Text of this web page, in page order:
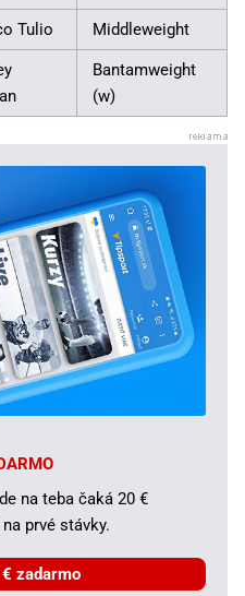
Tulio Middleweight
Bantamweight
(w)
na teba čaká 20 €
prvé stávky.
zadarmo